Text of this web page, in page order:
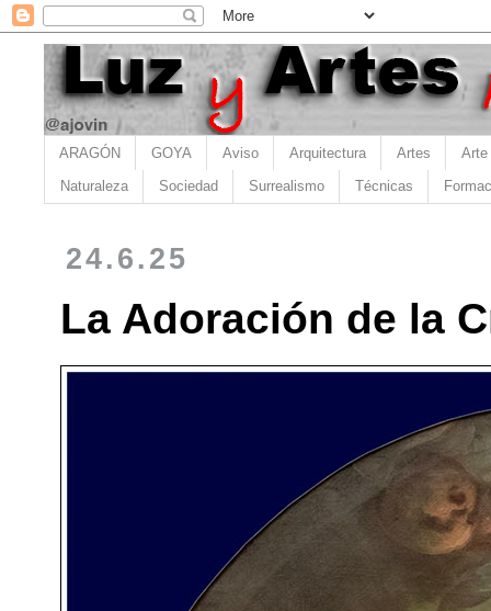
ARAGÓN GOYA Aviso Arquitectura Artes Arte
Naturaleza Sociedad Surrealismo Técnicas
24.6.25
La Adoración de la